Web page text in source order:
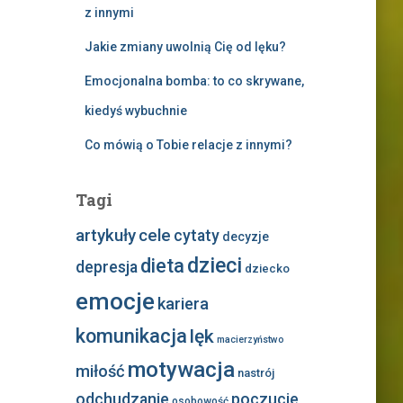
z innymi
Jakie zmiany uwolnią Cię od lęku?
Emocjonalna bomba: to co skrywane,
kiedyś wybuchnie
Co mówią o Tobie relacje z innymi?
Tagi
artykuły cele cytaty decyzje
depresja dieta dzieci dziecko
emocje kariera
komunikacja lęk macierzyństwo
miłość motywacja nastrój